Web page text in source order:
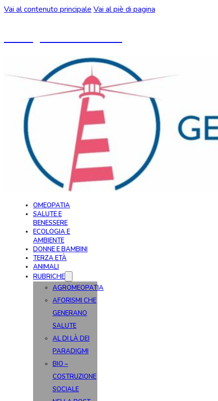
Vai al contenuto principale Vai al piè di pagina
OMEOPATIA
SALUTE E
BENESSERE
ECOLOGIA E
AMBIENTE
DONNE E BAMBINI
TERZA ETÀ
ANIMALI
RUBRICHE
AGROMEOPATIA
AFORISMI CHE
GENERANO
SALUTE
AL DI LÀ DEI
PARADIGMI
BIO –
COSTRUZIONE
SOCIALE